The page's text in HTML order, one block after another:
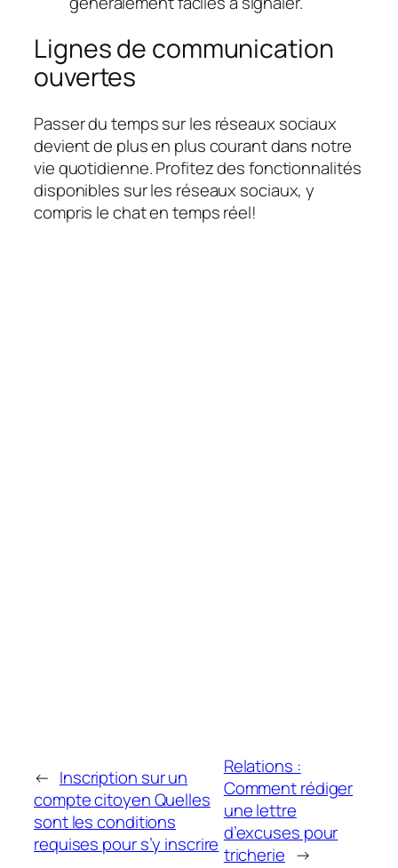
Lignes de communication
ouvertes
Passer du temps sur les réseaux sociaux
devient de plus en plus courant dans notre
vie quotidienne. Profitez des fonctionnalités
disponibles sur les réseaux sociaux, y
compris le chat en temps réel!
← Inscription sur un
compte citoyen Quelles
sont les conditions
requises pour s’y inscrire
Relations :
Comment rédiger
une lettre
d’excuses pour
tricherie →